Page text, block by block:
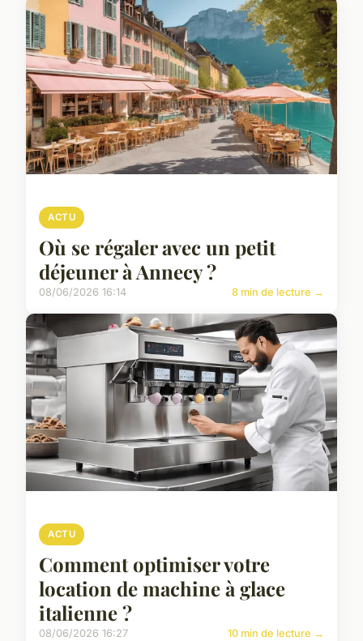
ACTU
Où se régaler avec un petit
déjeuner à Annecy ?
08/06/2026 16:14 8 min de lecture →
ACTU
Comment optimiser votre
location de machine à glace
italienne ?
08/06/2026 16:27 10 min de lecture →